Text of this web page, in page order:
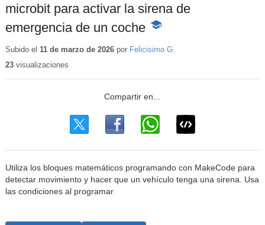
microbit para activar la sirena de
emergencia de un coche -
educativo
Subido el 11 de marzo de 2026por Felicisimo G.
23visualizaciones
Utiliza los bloques matemáticos programando con MakeCode para
detectar movimiento y hacer que un vehículo tenga una sirena. Usa
las condiciones al programar